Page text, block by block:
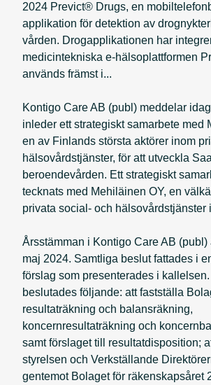
2024 Previct® Drugs, en
applikation för detektion av
vården. Drogapplikationen har
medicintekniska e-hälsoplattformen
används främst i...
Kontigo Care AB (publ) meddelar
inleder ett strategiskt samarbete med
en av Finlands största aktörer inom
hälsovårdstjänster, för att utveckla
beroendevården. Ett strategiskt
tecknats med Mehiläinen OY, en
privata social- och hälsovårdstjänster
Årsstämman i Kontigo Care AB
maj 2024. Samtliga beslut fattades i
förslag som presenterades i
beslutades följande: att fastställa
resultaträkning och balansräkning,
koncernresultaträkning och
samt förslaget till resultatdisposition;
styrelsen och Verkställande
gentemot Bolaget för räkenskapsåret